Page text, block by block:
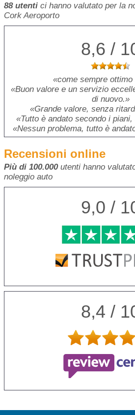
88 utenti ci hanno valutato per la
Cork Aeroporto
8,6 /
come sempre
Buon valore e un servizio
di nuovo.
Grande valore, senza
Tutto è andato secondo i piani,
Nessun problema, tutto è
Recensioni online
Più di 100.000utenti hanno
noleggio auto
9,0 /
8,4 /